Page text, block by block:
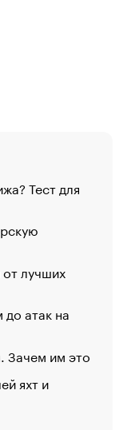
Тест для
лучших
атак на
Зачем им это
яхт и